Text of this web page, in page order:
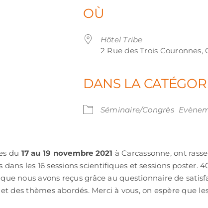
OÙ
Hôtel Tribe
2 Rue des Trois Couronnes,
DANS LA
Séminaire/Congrès
du 17 au 19 novembre 2021 à Carcassonne, ont
les 16 sessions scientifiques et sessions poster.
nous avons reçus grâce au questionnaire de
thèmes abordés. Merci à vous, on espère que